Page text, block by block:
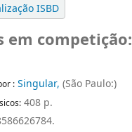
ISBD
em competição:
: Singular, (São Paulo:)
408 p.